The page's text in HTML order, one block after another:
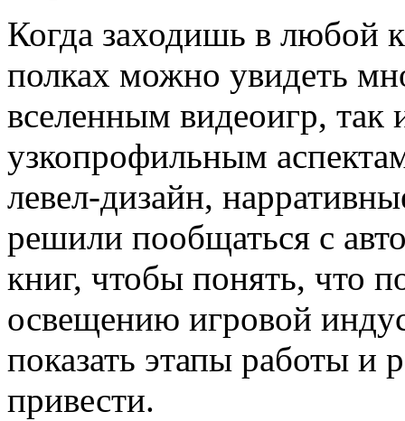
Когда заходишь в любой
полках можно увидеть
вселенным видеоигр,
узкопрофильным
левел-дизайн,
решили пообщаться с
книг, чтобы понять, что
освещению игровой
показать этапы работы и
привести.